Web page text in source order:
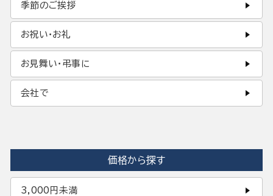
季節のご挨拶
お祝い・お礼
お見舞い・弔事に
会社で
価格から探す
3,000円未満